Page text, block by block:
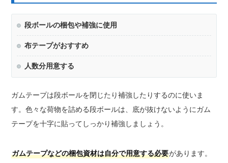
段ボールの梱包や補強に使用
布テープがおすすめ
人数分用意する
ガムテープは段ボールを閉じたり補強したりするのに使いま
す。色々な荷物を詰める段ボールは、底が抜けないようにガム
テープを十字に貼ってしっかり補強しましょう。
ガムテープなどの梱包資材は自分で用意する必要があります。